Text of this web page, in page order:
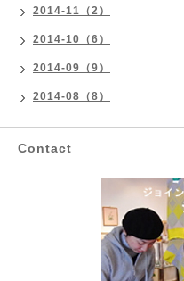
2014-11（2）
2014-10（6）
2014-09（9）
2014-08（8）
Contact